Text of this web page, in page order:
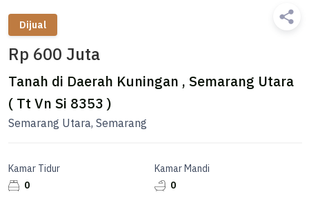
Dijual
Rp 600 Juta
Tanah di Daerah Kuningan , Semarang Utara
( Tt Vn Si 8353 )
Semarang Utara, Semarang
Kamar Tidur
0
Kamar Mandi
0